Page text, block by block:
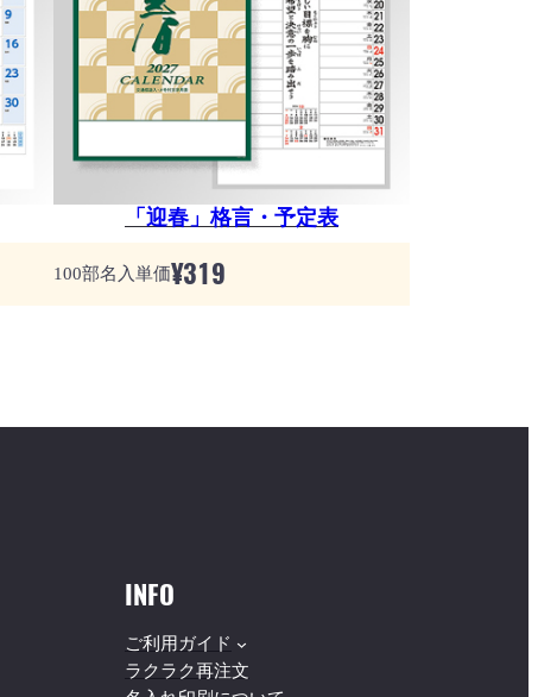
「迎春」格言・予定表
100部名入単価¥319
INFO
ご利用ガイド
ラクラク再注文